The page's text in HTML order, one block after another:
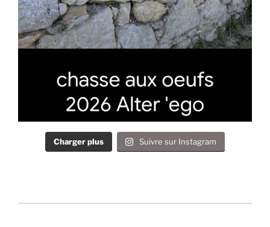
Charger plus Suivre sur Instagram